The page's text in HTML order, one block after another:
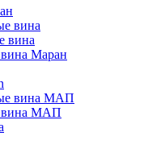
вина
вина
Маран
вина МАП
вина МАП